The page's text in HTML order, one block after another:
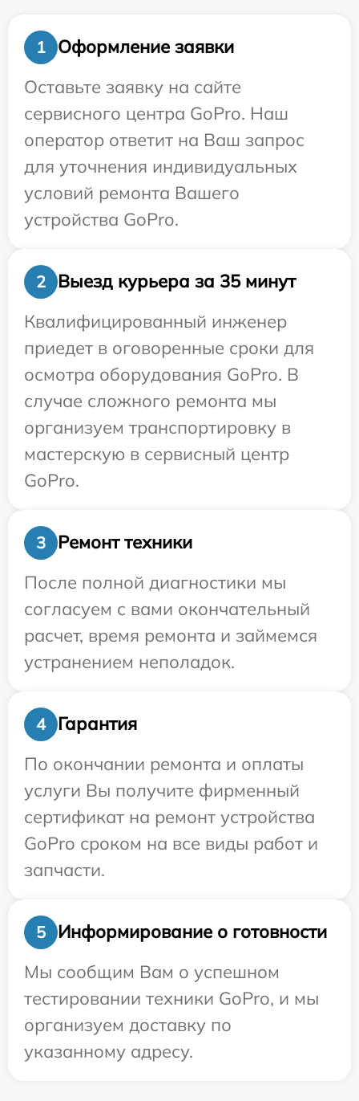
1
Оформление заявки
Оставьте заявку на сайте
сервисного центра GoPro. Наш
оператор ответит на Ваш запрос
для уточнения индивидуальных
условий ремонта Вашего
устройства GoPro.
2
Выезд курьера за 35 минут
Квалифицированный инженер
приедет в оговоренные сроки для
осмотра оборудования GoPro. В
случае сложного ремонта мы
организуем транспортировку в
мастерскую в сервисный центр
GoPro.
3
Ремонт техники
После полной диагностики мы
согласуем с вами окончательный
расчет, время ремонта и займемся
устранением неполадок.
4
Гарантия
По окончании ремонта и оплаты
услуги Вы получите фирменный
сертификат на ремонт устройства
GoPro сроком на все виды работ и
запчасти.
5
Информирование о готовности
Мы сообщим Вам о успешном
тестировании техники GoPro, и мы
организуем доставку по
указанному адресу.